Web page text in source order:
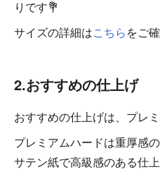
りです💐
サイズの詳細はこちらをご
2.おすすめの仕上げ
おすすめの仕上げは、プレミ
プレミアムハードは重厚感
サテン紙で高級感のある仕